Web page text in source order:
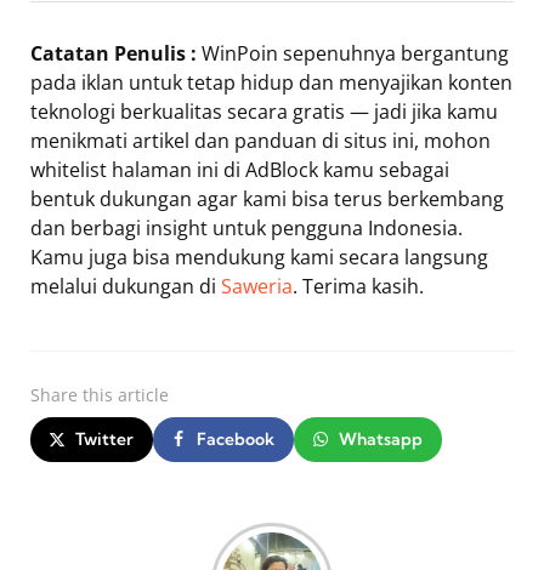
Catatan Penulis : WinPoin sepenuhnya bergantung
pada iklan untuk tetap hidup dan menyajikan konten
teknologi berkualitas secara gratis — jadi jika kamu
menikmati artikel dan panduan di situs ini, mohon
whitelist halaman ini di AdBlock kamu sebagai
bentuk dukungan agar kami bisa terus berkembang
dan berbagi insight untuk pengguna Indonesia.
Kamu juga bisa mendukung kami secara langsung
melalui dukungan di Saweria. Terima kasih.
Share this article
Twitter Facebook Whatsapp